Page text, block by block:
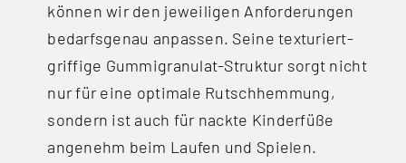
können wir den jeweiligen Anforderungen
bedarfsgenau anpassen. Seine texturiert-
griffige Gummigranulat-Struktur sorgt nicht
nur für eine optimale Rutschhemmung,
sondern ist auch für nackte Kinderfüße
angenehm beim Laufen und Spielen.